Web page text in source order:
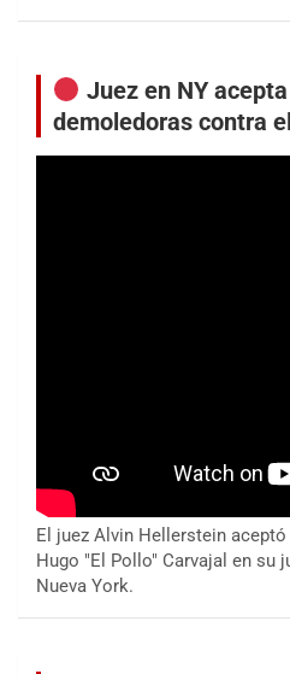
Juez en NY
demoledoras contra
El juez Alvin Hellerstein
Hugo "El Pollo" Carvajal en su
Nueva York.